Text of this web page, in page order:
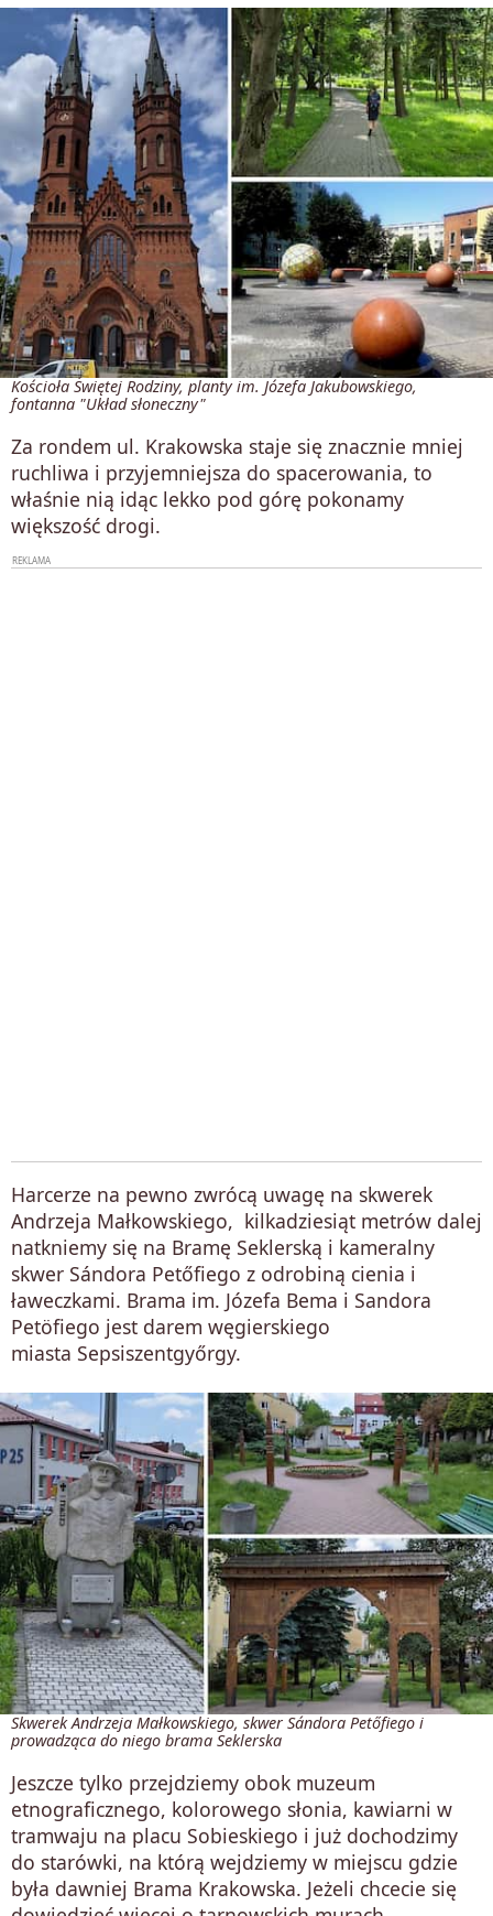
Kościoła Świętej Rodziny, planty im. Józefa Jakubowskiego,
fontanna "Układ słoneczny"
Za rondem ul. Krakowska staje się znacznie mniej
ruchliwa i przyjemniejsza do spacerowania, to
właśnie nią idąc lekko pod górę pokonamy
większość drogi.
Harcerze na pewno zwrócą uwagę na skwerek
Andrzeja Małkowskiego, kilkadziesiąt metrów dalej
natkniemy się na Bramę Seklerską i kameralny
skwer Sándora Petőfiego z odrobiną cienia i
ławeczkami. Brama im. Józefa Bema i Sandora
Petöfiego jest darem węgierskiego
miasta Sepsiszentgyőrgy.
Skwerek Andrzeja Małkowskiego, skwer Sándora Petőfiego i
prowadząca do niego brama Seklerska
Jeszcze tylko przejdziemy obok muzeum
etnograficznego, kolorowego słonia, kawiarni w
tramwaju na placu Sobieskiego i już dochodzimy
do starówki, na którą wejdziemy w miejscu gdzie
była dawniej Brama Krakowska. Jeżeli chcecie się